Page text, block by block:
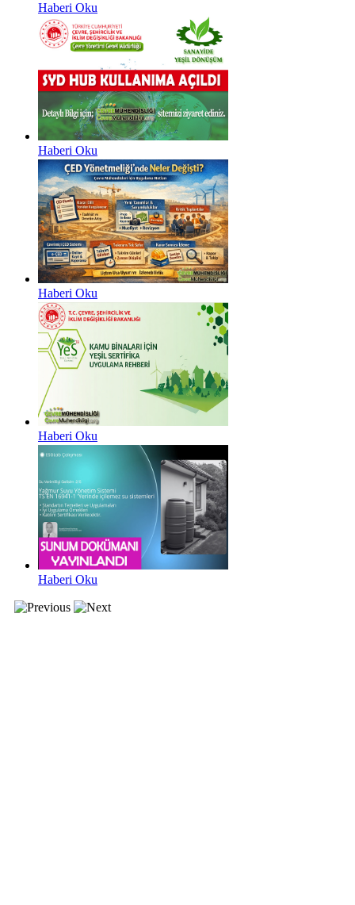
Haberi Oku
Haberi Oku
Haberi Oku
Haberi Oku
Haberi Oku